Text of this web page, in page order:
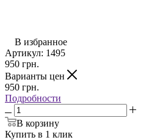
В избранное
Артикул: 1495
950 грн.
Варианты цен
950 грн.
Подробности
В корзину
Купить в 1 клик